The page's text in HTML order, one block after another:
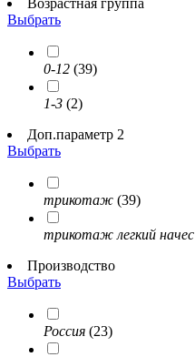
Возрастная группа
Выбрать
0-12 (39)
1-3 (2)
Доп.параметр 2
Выбрать
трикотаж (39)
трикотаж легкий начес
Производство
Выбрать
Россия (23)